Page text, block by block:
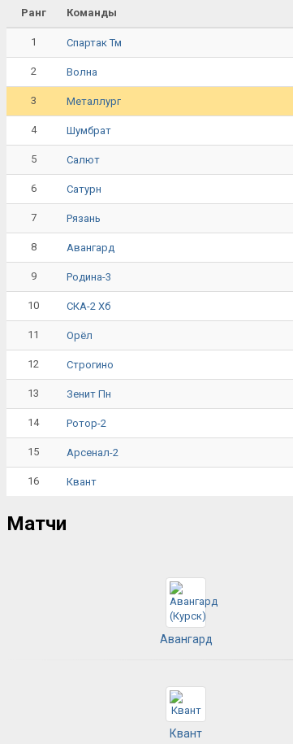
Ранг Команды
1 Спартак Тм
2 Волна
3 Металлург
4 Шумбрат
5 Салют
6 Сатурн
7 Рязань
8 Авангард
9 Родина-3
10 СКА-2 Хб
11 Орёл
12 Строгино
13 Зенит Пн
14 Ротор-2
15 Арсенал-2
16 Квант
Матчи
Авангард
Квант